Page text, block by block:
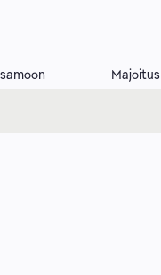
Majoitus